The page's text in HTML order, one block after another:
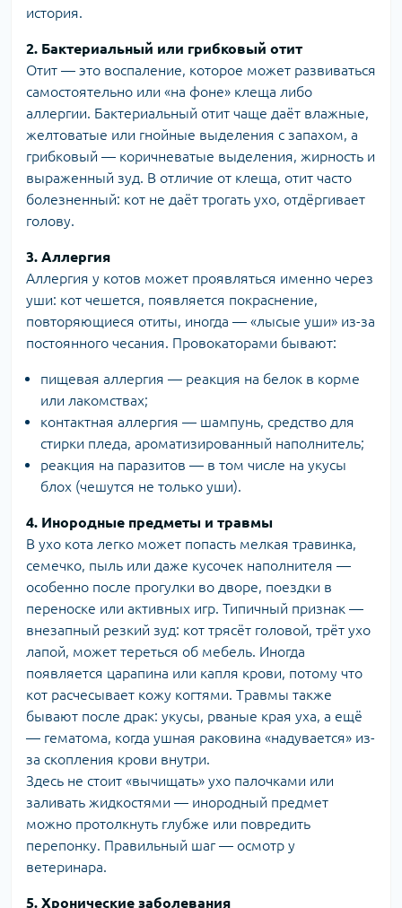
история.
2. Бактериальный или грибковый отит
Отит — это воспаление, которое может развиваться
самостоятельно или «на фоне» клеща либо
аллергии. Бактериальный отит чаще даёт влажные,
желтоватые или гнойные выделения с запахом, а
грибковый — коричневатые выделения, жирность и
выраженный зуд. В отличие от клеща, отит часто
болезненный: кот не даёт трогать ухо, отдёргивает
голову.
3. Аллергия
Аллергия у котов может проявляться именно через
уши: кот чешется, появляется покраснение,
повторяющиеся отиты, иногда — «лысые уши» из-за
постоянного чесания. Провокаторами бывают:
пищевая аллергия — реакция на белок в корме
или лакомствах;
контактная аллергия — шампунь, средство для
стирки пледа, ароматизированный наполнитель;
реакция на паразитов — в том числе на укусы
блох (чешутся не только уши).
4. Инородные предметы и травмы
В ухо кота легко может попасть мелкая травинка,
семечко, пыль или даже кусочек наполнителя —
особенно после прогулки во дворе, поездки в
переноске или активных игр. Типичный признак —
внезапный резкий зуд: кот трясёт головой, трёт ухо
лапой, может тереться об мебель. Иногда
появляется царапина или капля крови, потому что
кот расчесывает кожу когтями. Травмы также
бывают после драк: укусы, рваные края уха, а ещё
— гематома, когда ушная раковина «надувается» из-
за скопления крови внутри.
Здесь не стоит «вычищать» ухо палочками или
заливать жидкостями — инородный предмет
можно протолкнуть глубже или повредить
перепонку. Правильный шаг — осмотр у
ветеринара.
5. Хронические заболевания